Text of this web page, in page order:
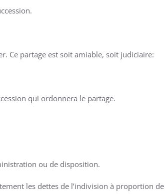
Ce partage est soit amiable, soit judiciaire:
qui ordonnera le partage.
ou de disposition.
les dettes de l’indivision à proportion